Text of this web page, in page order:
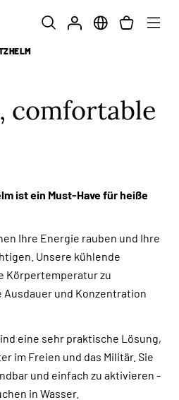
comfortable
ist ein Must-Have für heiße
Ihre Energie rauben und Ihre
Unsere kühlende
Körpertemperatur zu
Ausdauer und Konzentration
eine sehr praktische Lösung,
im Freien und das Militär. Sie
und einfach zu aktivieren -
in Wasser.